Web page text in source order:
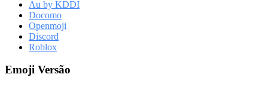
Au by KDDI
Docomo
Openmoji
Discord
Roblox
Emoji Versão